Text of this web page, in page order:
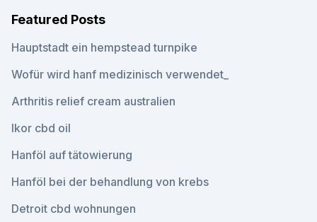
Featured Posts
Hauptstadt ein hempstead turnpike
Wofür wird hanf medizinisch verwendet_
Arthritis relief cream australien
Ikor cbd oil
Hanföl auf tätowierung
Hanföl bei der behandlung von krebs
Detroit cbd wohnungen